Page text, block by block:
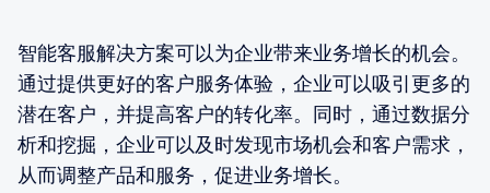
智能客服解决方案可以为企业带来业务增长的机会。
通过提供更好的客户服务体验，企业可以吸引更多的
潜在客户，并提高客户的转化率。同时，通过数据分
析和挖掘，企业可以及时发现市场机会和客户需求，
从而调整产品和服务，促进业务增长。